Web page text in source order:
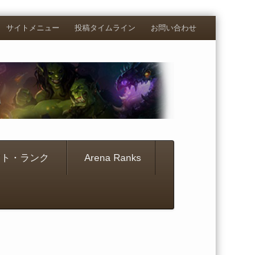
サイトメニュー 投稿タイムライン お問い合わせ
・ランク Arena Ranks